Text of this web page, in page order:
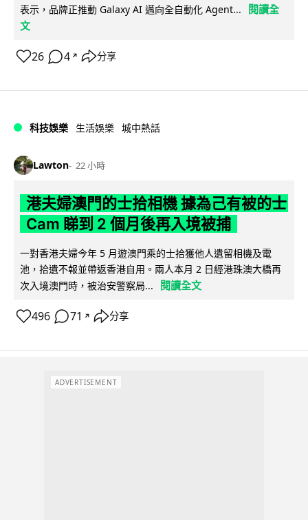
表示，品牌正推動 Galaxy AI 邁向全自動化 Agent...
閱讀全
文
26 4 ↗ 分享
科技娛樂 生活娛樂 城中熱話
Lawton 22 小時
港夫婦澳門的士拾相機 據為己有被的士
Cam 睇到 2 個月後再入境被捕
一對香港夫婦今年 5 月遊澳門乘的士拾獲他人遺留相機及電
池，拾遺不報並帶返香港自用。兩人本月 2 日經港珠澳大橋再
次入境澳門時，被治安警察局...
閱讀全文
496 71 ↗ 分享
ADVERTISEMENT